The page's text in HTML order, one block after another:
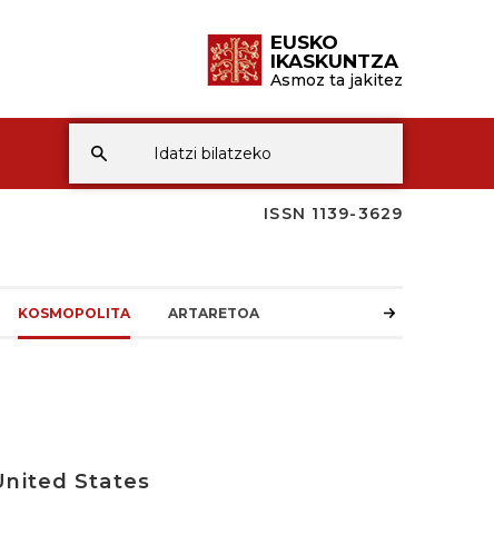
EUSKO
IKASKUNTZA
Asmoz ta jakitez
ISSN 1139-3629
KOSMOPOLITA ARTARETOA
States